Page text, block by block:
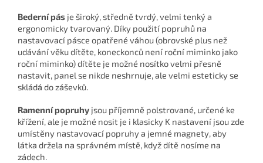
Bederní pás je široký, středně tvrdý, velmi tenký a
ergonomicky tvarovaný. Díky použití popruhů na
nastavovací pásce opatřené váhou (obrovské plus než
udávání věku dítěte, koneckonců není roční miminko jako
roční miminko) dítěte je možné nosítko velmi přesně
nastavit, panel se nikde neshrnuje, ale velmi esteticky se
skládá do záševků.
Ramenní popruhy jsou příjemně polstrované, určené ke
křížení, ale je možné nosit je i klasicky K nastavení jsou zde
umístěny nastavovací popruhy a jemné magnety, aby
látka držela na správném místě, když dítě nosíme na
zádech.